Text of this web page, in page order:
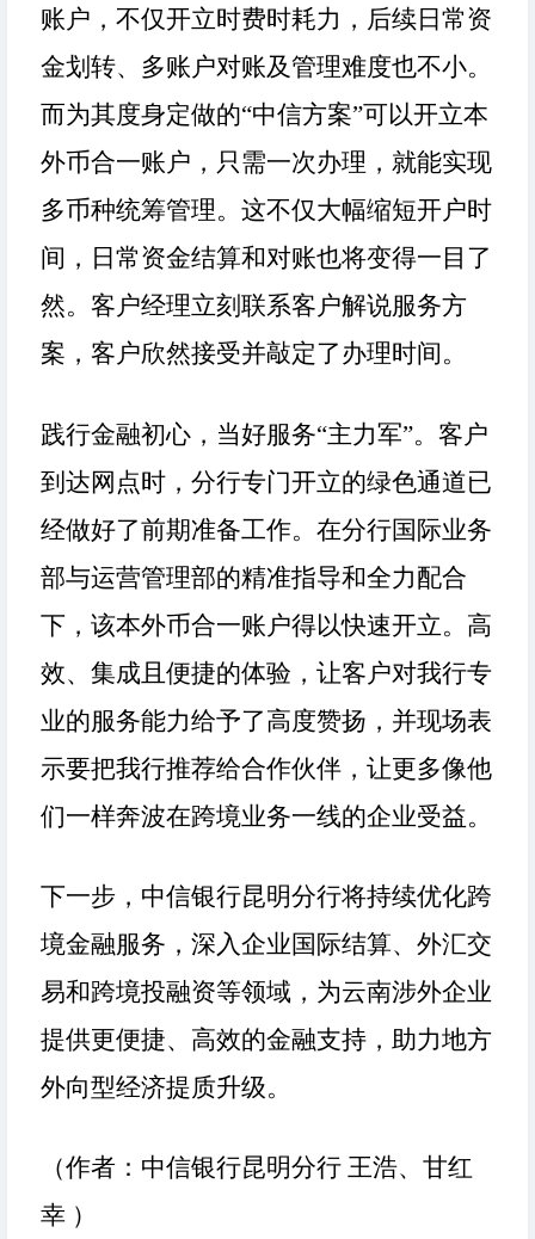
账户，不仅开立时费时耗力，后续日常资
金划转、多账户对账及管理难度也不小。
而为其度身定做的“中信方案”可以开立本
外币合一账户，只需一次办理，就能实现
多币种统筹管理。这不仅大幅缩短开户时
间，日常资金结算和对账也将变得一目了
然。客户经理立刻联系客户解说服务方
案，客户欣然接受并敲定了办理时间。
践行金融初心，当好服务“主力军”。客户
到达网点时，分行专门开立的绿色通道已
经做好了前期准备工作。在分行国际业务
部与运营管理部的精准指导和全力配合
下，该本外币合一账户得以快速开立。高
效、集成且便捷的体验，让客户对我行专
业的服务能力给予了高度赞扬，并现场表
示要把我行推荐给合作伙伴，让更多像他
们一样奔波在跨境业务一线的企业受益。
下一步，中信银行昆明分行将持续优化跨
境金融服务，深入企业国际结算、外汇交
易和跨境投融资等领域，为云南涉外企业
提供更便捷、高效的金融支持，助力地方
外向型经济提质升级。
（作者：中信银行昆明分行 王浩、甘红
幸 ）